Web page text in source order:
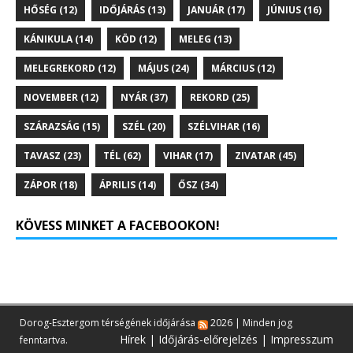
HŐSÉG (12) IDŐJÁRÁS (13) JANUÁR (17) JÚNIUS (16)
KÁNIKULA(14) KÖD (12) MELEG (13)
MELEGREKORD (12) MÁJUS (24) MÁRCIUS (12)
NOVEMBER (12) NYÁR (37) REKORD (25)
SZÁRAZSÁG (15) SZÉL (20) SZÉLVIHAR (16)
TAVASZ (23) TÉL (62) VIHAR (17) ZIVATAR (45)
ZÁPOR (18) ÁPRILIS (14) ŐSZ (34)
KÖVESS MINKET A FACEBOOKON!
Dorog-Esztergom térségének időjárása
2026 | Minden jog
fenntartva.
Hírek | Időjárás-előrejelzés | Impresszum